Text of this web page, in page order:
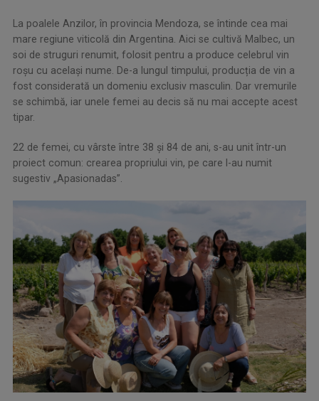
La poalele Anzilor, în provincia Mendoza, se întinde cea mai
mare regiune viticolă din Argentina. Aici se cultivă Malbec, un
soi de struguri renumit, folosit pentru a produce celebrul vin
roșu cu același nume. De-a lungul timpului, producția de vin a
fost considerată un domeniu exclusiv masculin. Dar vremurile
se schimbă, iar unele femei au decis să nu mai accepte acest
tipar.
22 de femei, cu vârste între 38 și 84 de ani, s-au unit într-un
proiect comun: crearea propriului vin, pe care l-au numit
sugestiv „Apasionadas”.